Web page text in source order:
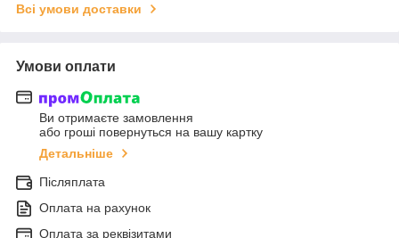
Всі умови доставки
Умови оплати
Ви отримаєте замовлення
або гроші повернуться на вашу картку
Детальніше
Післяплата
Оплата на рахунок
Оплата за реквізитами